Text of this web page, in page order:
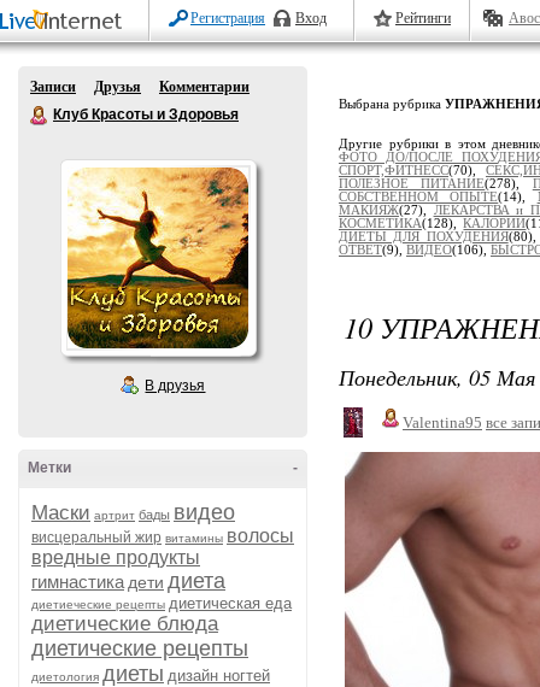
Регистрация Вход Рейтинги
Записи Друзья
Комментарии
Клуб Красоты и Здоровья
В друзья
-
Метки
Маски артрит бады видео
висцеральный жир витамины волосы
вредные продукты
гимнастика дети диета
диетиеческие рецепты диетическая еда
диетические блюда
диетические рецепты
диетология диеты дизайн ногтей
Выбрана рубрика
Другие рубрики в этом
ФОТО ДО/ПОСЛЕ
СПОРТ,ФИТНЕСС(70),
ПОЛЕЗНОЕ ПИТАНИЕ(278),
СОБСТВЕННОМ ОПЫТЕ(14),
МАКИЯЖ(27),
ЛЕКАРСТВА и
КОСМЕТИКА(128),КАЛОРИИ
ДИЕТЫ ДЛЯ ПОХУДЕНИЯ
ОТВЕТ(9), ВИДЕО(106),
10
Понедельник, 05
Valentina95 все